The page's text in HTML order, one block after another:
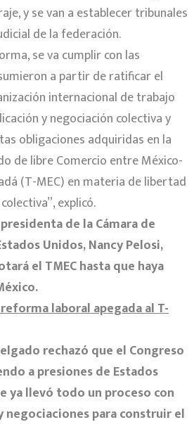
y se van a establecer tribunales
de la federación.
se va cumplir con las
a partir de ratificar el
internacional de trabajo
y negociación colectiva y
obligaciones adquiridas en la
de libre Comercio entre México-
(T-MEC) en materia de libertad
explicó.
de la Cámara de
Unidos, Nancy Pelosi,
el TMEC hasta que haya
laboral apegada al T-
rechazó que el Congreso
a presiones de Estados
ya llevó todo un proceso con
negociaciones para construir el